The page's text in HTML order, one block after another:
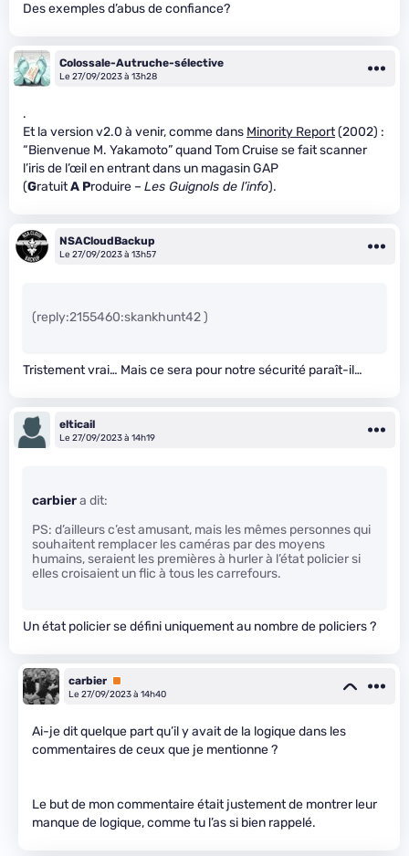
Des exemples d’abus de confiance?
Colossale-Autruche-sélective
Le 27/09/2023 à 13h28
.
Et la version v2.0 à venir, comme dans Minority Report(2002) :
“Bienvenue M. Yakamoto” quand Tom Cruise se fait scanner
l’iris de l’œil en entrant dans un magasin GAP
(GratuitA Produire – Les Guignols de l’info).
NSACloudBackup
Le 27/09/2023 à 13h57
(reply:2155460:skankhunt42 )
Tristement vrai… Mais ce sera pour notre sécurité paraît-il…
elticail
Le 27/09/2023 à 14h19
carbiera dit:
PS: d’ailleurs c’est amusant, mais les mêmes personnes qui
souhaitent remplacer les caméras par des moyens
humains, seraient les premières à hurler à l’état policier si
elles croisaient un flic à tous les carrefours.
Un état policier se défini uniquement au nombre de policiers ?
carbier Premium
Le 27/09/2023 à 14h40
Ai-je dit quelque part qu’il y avait de la logique dans les
commentaires de ceux que je mentionne ?
Le but de mon commentaire était justement de montrer leur
manque de logique, comme tu l’as si bien rappelé.